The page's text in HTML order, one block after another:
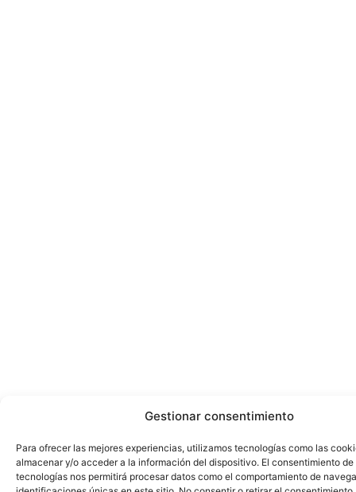
Gestionar consentimiento
Para ofrecer las mejores experiencias, utilizamos tecnologías como las
almacenar y/o acceder a la información del dispositivo. El consentimiento de
tecnologías nos permitirá procesar datos como el comportamiento de